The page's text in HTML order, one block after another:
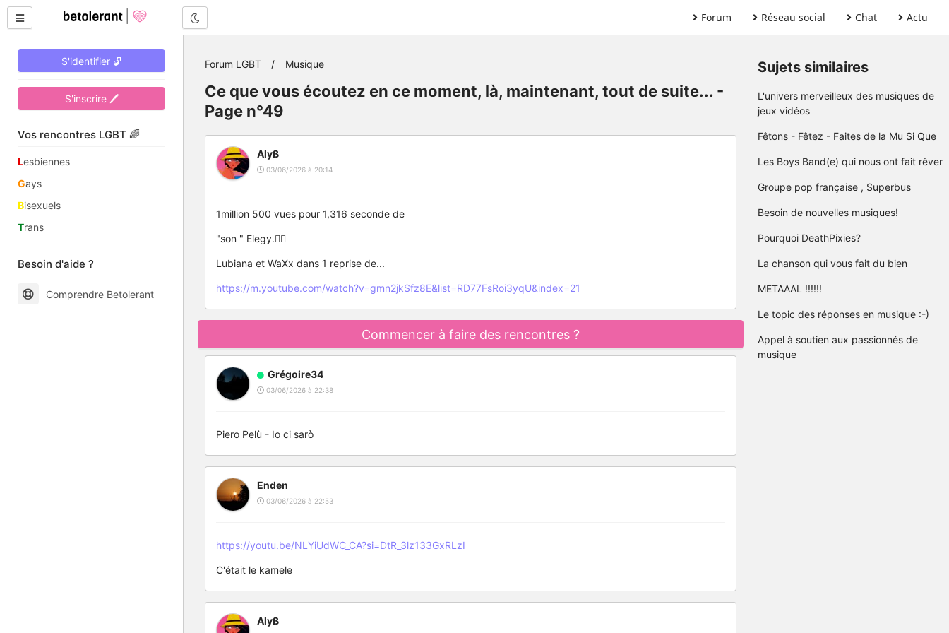
Forum Réseau social Chat Actu
S'identifier 🔓
S'inscrire 🖊
Vos rencontres LGBT 🌈
Lesbiennes
Gays
Bisexuels
Trans
Besoin d'aide ?
Comprendre Betolerant
Forum LGBT Musique
Ce que vous écoutez en ce moment, là, maintenant, tout de suite... -
Page n°49
Alyß
03/06/2026 à 20:14
1million 500 vues pour 1,316 seconde de
"son " Elegy.🤷‍♀️
Lubiana et WaXx dans 1 reprise de...
https://m.youtube.com/watch?v=gmn2jkSfz8E&list=RD77FsRoi3yqU&index=21
Commencer à faire des rencontres ?
Grégoire34
03/06/2026 à 22:38
Piero Pelù - Io ci sarò
Enden
03/06/2026 à 22:53
https://youtu.be/NLYiUdWC_CA?si=DtR_3lz133GxRLzI
C'était le kamele
Alyß
Sujets similaires
L'univers merveilleux des musiques de
jeux vidéos
Fêtons - Fêtez - Faites de la Mu Si Que
Les Boys Band(e) qui nous ont fait rêver
Groupe pop française , Superbus
Besoin de nouvelles musiques!
Pourquoi DeathPixies?
La chanson qui vous fait du bien
METAAAL !!!!!!
Le topic des réponses en musique :-)
Appel à soutien aux passionnés de
musique